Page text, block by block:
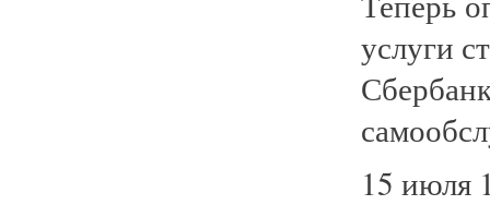
услуги
15 июля